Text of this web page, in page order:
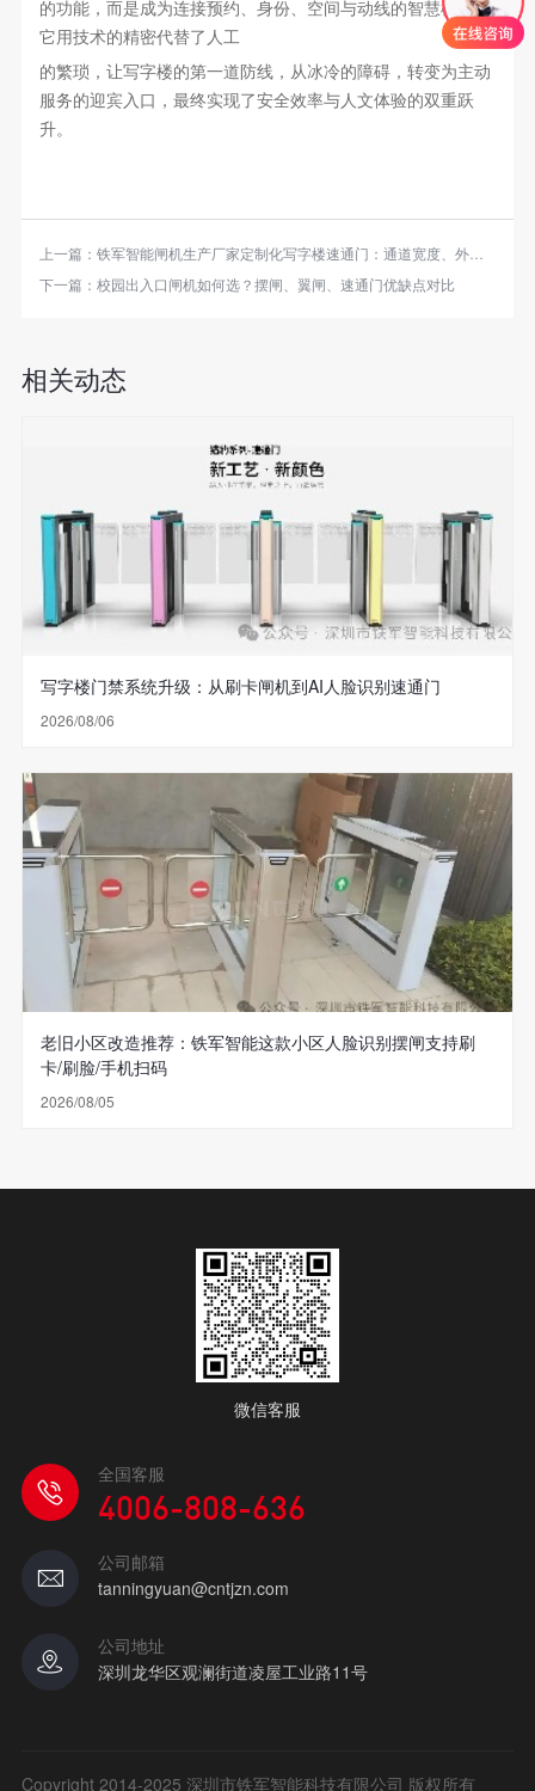
的功能，而是成为连接预约、身份、空间与动线的智慧枢纽。
它用技术的精密代替了人工
的繁琐，让写字楼的第一道防线，从冰冷的障碍，转变为主动
服务的迎宾入口，最终实现了安全效率与人文体验的双重跃
升。
上一篇： 铁军智能闸机生产厂家定制化写字楼速通门：通道宽度、外观材质、识别方式按需打造
下一篇： 校园出入口闸机如何选？摆闸、翼闸、速通门优缺点对比
相关动态
写字楼门禁系统升级：从刷卡闸机到AI人脸识别速通门
2026/08/06
老旧小区改造推荐：铁军智能这款小区人脸识别摆闸支持刷
卡/刷脸/手机扫码
2026/08/05
微信客服
全国客服
4006-808-636
公司邮箱
tanningyuan@cntjzn.com
公司地址
深圳龙华区观澜街道凌屋工业路11号
Copyright 2014-2025 深圳市铁军智能科技有限公司 版权所有